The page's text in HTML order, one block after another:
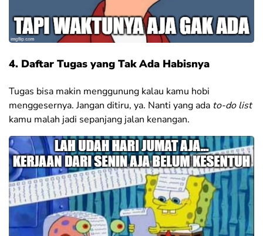
4. Daftar Tugas yang Tak Ada Habisnya
Tugas bisa makin menggunung kalau kamu hobi
menggesernya. Jangan ditiru, ya. Nanti yang ada to-do list
kamu malah jadi sepanjang jalan kenangan.